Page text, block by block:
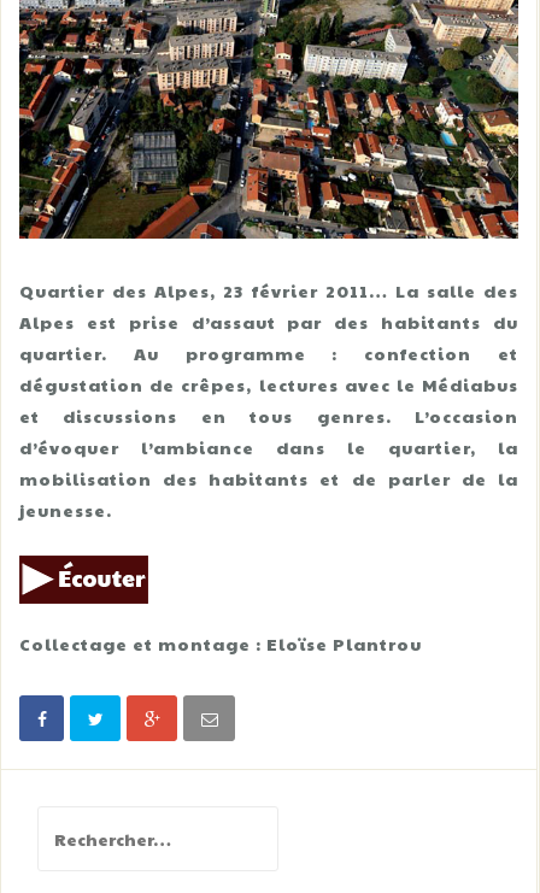
Quartier des Alpes, 23 février 2011… La salle des
Alpes est prise d’assaut par des habitants du
quartier. Au programme : confection et
dégustation de crêpes, lectures avec le Médiabus
et discussions en tous genres. L’occasion
d’évoquer l’ambiance dans le quartier, la
mobilisation des habitants et de parler de la
jeunesse.
Collectage et montage : Eloïse Plantrou